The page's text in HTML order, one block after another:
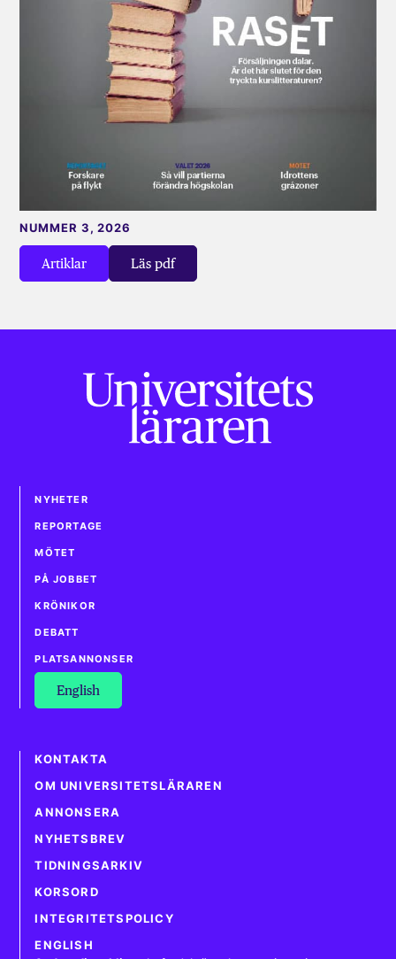
Artiklar Läs pdf
NUMMER 3, 2026
NYHETER
REPORTAGE
MÖTET
PÅ JOBBET
KRÖNIKOR
DEBATT
PLATSANNONSER
English
KONTAKTA
OM UNIVERSITETSLÄRAREN
ANNONSERA
NYHETSBREV
TIDNINGSARKIV
KORSORD
INTEGRITETSPOLICY
ENGLISH